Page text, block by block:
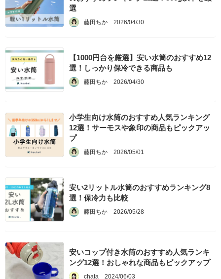
選
藤田ちか 2026/04/30
【1000円台を厳選】安い水筒のおすすめ12
選！しっかり保冷できる商品も
藤田ちか 2026/04/30
小学生向け水筒のおすすめ人気ランキング
12選！サーモスや象印の商品もピックアッ
プ
藤田ちか 2026/05/01
安い2リットル水筒のおすすめランキング8
選！保冷力も比較
藤田ちか 2026/05/28
安いコップ付き水筒のおすすめ人気ランキ
ング12選！おしゃれな商品もピックアップ
chata 2024/06/03